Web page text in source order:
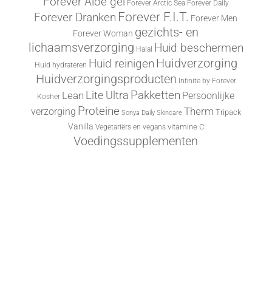
Forever Arctic Sea Forever Daily
Forever Dranken Forever F.I.T. Forever Men
Forever Woman gezichts- en
lichaamsverzorging Halal Huid beschermen
Huid hydrateren Huid reinigen Huidverzorging
Huidverzorgingsproducten Infinite by Forever
Kosher Lean Lite Ultra Pakketten Persoonlijke
verzorging Proteine Sonya Daily Skincare Therm Tripack
Vanilla Vegetariërs en vegans vitamine C
Voedingssupplementen